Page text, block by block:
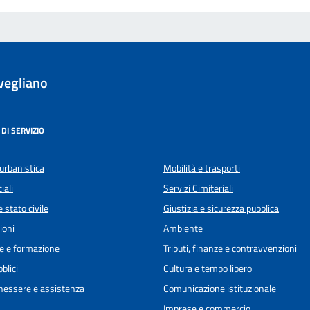
SERVIZIO
stato civile
e formazione
e assistenza
Mobilità e trasporti
Servizi Cimiteriali
Giustizia e sicurezza pubblica
Ambiente
Tributi, finanze e contravvenzioni
Cultura e tempo libero
Comunicazione istituzionale